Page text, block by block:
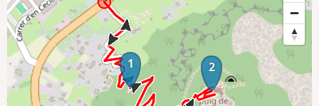
1 2